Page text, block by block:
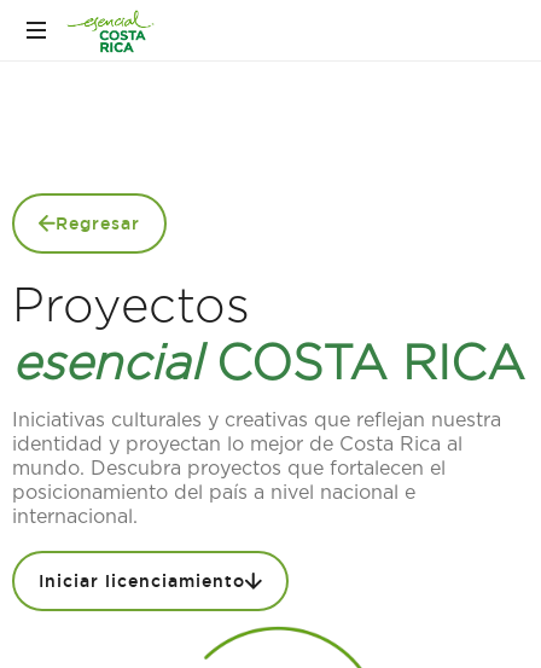
Regresar
Proyectos
esencial COSTA RICA
Iniciativas culturales y creativas que reflejan nuestra
identidad y proyectan lo mejor de Costa Rica al
mundo. Descubra proyectos que fortalecen el
posicionamiento del país a nivel nacional e
internacional.
Iniciar licenciamiento